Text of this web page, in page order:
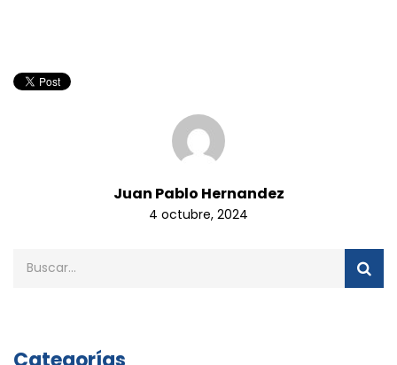
Juan Pablo Hernandez
4 octubre, 2024